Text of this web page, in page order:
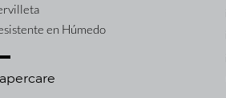
en Húmedo